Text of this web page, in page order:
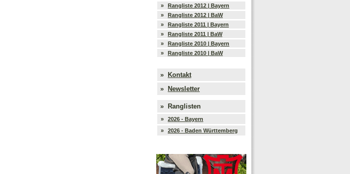
»
Rangliste 2012 | Bayern
»
Rangliste 2012 | BaW
»
Rangliste 2011 | Bayern
»
Rangliste 2011 | BaW
»
Rangliste 2010 | Bayern
»
Rangliste 2010 | BaW
»
Kontakt
»
Newsletter
» Ranglisten
»
2026 - Bayern
»
2026 - Baden Württemberg